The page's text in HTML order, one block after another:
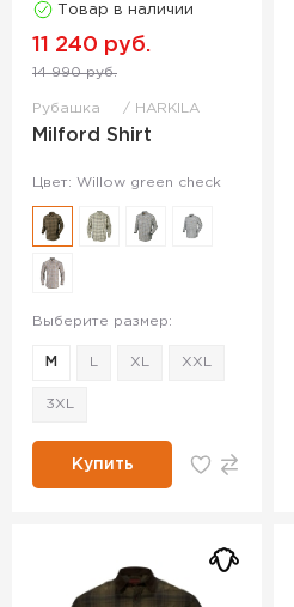
Товар в наличии
11 240 руб.
14 990 руб.
Рубашка HARKILA
Milford Shirt
Цвет: Willow green check
Выберите размер:
M XL XXL
3XL
Купить